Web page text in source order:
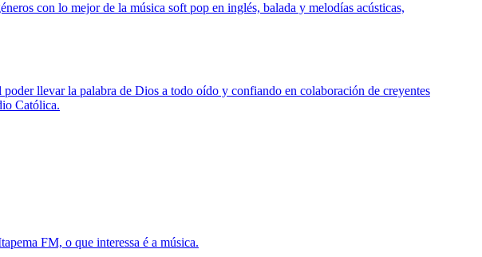
con lo mejor de la música soft pop en inglés, balada y melodías acústicas,
llevar la palabra de Dios a todo oído y confiando en colaboración de creyentes
Católica.
FM, o que interessa é a música.